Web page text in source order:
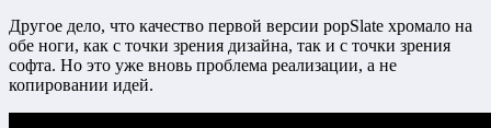
Другое дело, что качество первой версии popSlate хромало на
обе ноги, как с точки зрения дизайна, так и с точки зрения
софта. Но это уже вновь проблема реализации, а не
копировании идей.